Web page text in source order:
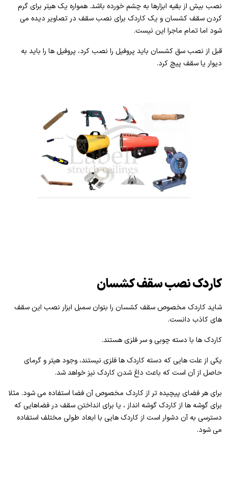
نصب بیش از بقیه ابزارها به چشم خورده باشد. همواره یک هیتر برای گرم
کردن سقف کشسان و یک کاردک برای نصب سقف در تصاویر دیده می
شود اما تمام ماجرا این نیست.
قبل از نصب سق کشسان باید پروفیل را نصب کرد، پروفیل ها را باید به
دیوار یا سقف پیچ کرد.
کاردک نصب سقف کشسان
شاید کاردک مخصوص سقف کشسان را بتوان سمبل ابزار نصب این سقف
های کاذب دانست.
کاردک ها با دسته چوبی و سر فلزی هستند.
یکی از علت هایی که دسته کاردک ها فلزی نیستند، وجود هیتر و گرمای
حاصل از آن است که باعث داغ شدن کاردک نیز خواهد شد.
برای هر فضای پیچیده تر از کاردک مخصوص آن فضا استفاده می شود. مثلا
برای گوشه ها از کاردک گوشه انداز ، یا برای انداختن سقف در فضاهایی که
دسترسی به آن دشوار است از کاردک هایی با ابعاد طولی مختلف استفاده
می شود.